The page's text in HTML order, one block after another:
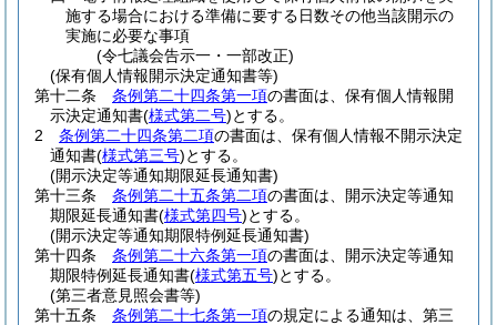
施する場合における準備に要する日数その他当該開示の
実施に必要な事項
(令七議会告示一・一部改正)
(保有個人情報開示決定通知書等)
第十二条
条例第二十四条第一項の書面は、保有個人情報開
示決定通知書(様式第二号)とする。
2
条例第二十四条第二項の書面は、保有個人情報不開示決定
通知書(様式第三号)とする。
(開示決定等通知期限延長通知書)
第十三条
条例第二十五条第二項の書面は、開示決定等通知
期限延長通知書(様式第四号)とする。
(開示決定等通知期限特例延長通知書)
第十四条
条例第二十六条第一項の書面は、開示決定等通知
期限特例延長通知書(様式第五号)とする。
(第三者意見照会書等)
第十五条
条例第二十七条第一項の規定による通知は、第三